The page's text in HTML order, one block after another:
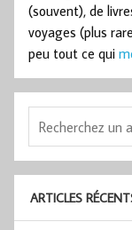
(souvent), de
voyages (plus
peu tout ce qui
ARTICLES